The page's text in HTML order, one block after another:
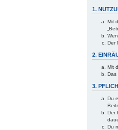
1.
Mit
Der
2.
Mit
Das
3.
Du
Der
Du